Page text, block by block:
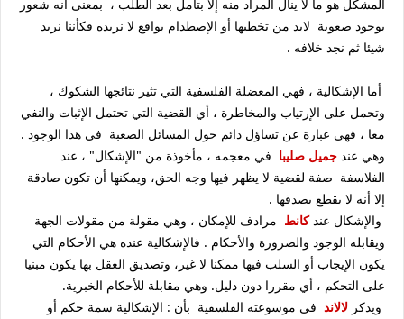
المشكل هو ما لا ينال المراد منه إلا بتأمل بعد الطلب ، بمعنى أنه شعور
بوجود صعوبة لابد من تخطيها أو الإصطدام بواقع لا نريده فكأننا نريد
شيئا ثم نجد خلافه .
أما الإشكالية ، فهي المعضلة الفلسفية التي تثير نتائجها الشكوك ،
وتحمل على الإرتياب والمخاطرة ، أي القضية التي تحتمل الإثبات والنفي
معا ، فهي عبارة عن تساؤل دائم حول المسائل الصعبة في هذا الوجود .
وهي عند جميل صليبا في معجمه ، مأخوذة من "الإشكال" ، عند
الفلاسفة صفة لقضية لا يظهر فيها وجه الحق، ويمكنها أن تكون صادقة
إلا أنه لا يقطع بصدقها .
والإشكال عندكانط مرادف للإمكان ، وهي مقولة من مقولات الجهة
ويقابله الوجود والضرورة والأحكام . فالإشكالية عنده هي الأحكام التي
يكون الإيجاب أو السلب فيها ممكنا لا غير، وتصديق العقل بها يكون مبنيا
على التحكم ، أي مقررا دون دليل. وهي مقابلة للأحكام الخبرية.
ويذكر لالاند في موسوعته الفلسفية بأن : الإشكالية سمة حكم أو